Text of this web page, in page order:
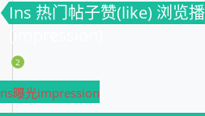
Ins 热门帖子赞(like) 浏览
(impression)
2
曝光impression